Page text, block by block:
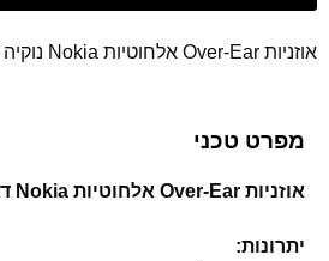
אוזניות Over-Ear אלחוטיות Nokia נוקיה
מפרט טכני
אוזניות Over-Ear אלחוטיות Nokia דגם E1200
יתרונות: